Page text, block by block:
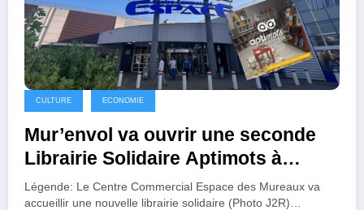
CULTURE ECONOMIE
Mur’envol va ouvrir une seconde
Librairie Solidaire Aptimots à
Espace
Légende: Le Centre Commercial Espace des Mureaux va
accueillir une nouvelle librairie solidaire (Photo J2R)…